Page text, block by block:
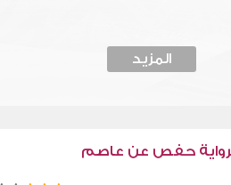
المزيد
حفص عن عاصم